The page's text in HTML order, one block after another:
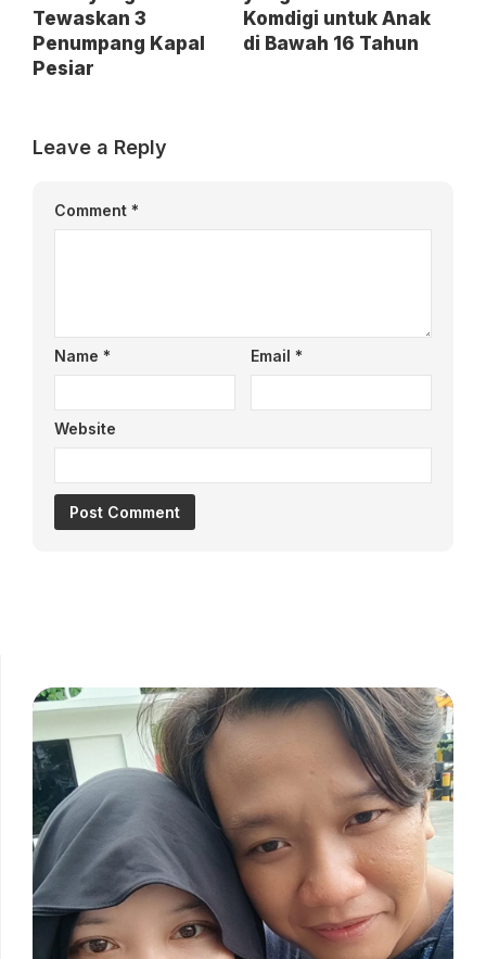
Tewaskan 3
Penumpang Kapal
Pesiar
Komdigi untuk Anak
di Bawah 16 Tahun
Leave a Reply
Comment *
Name * Email *
Website